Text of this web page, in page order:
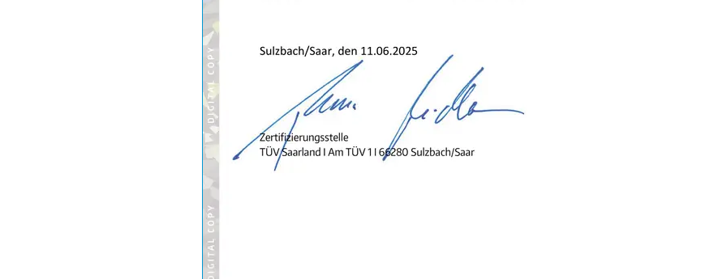
Satellitenschüssel
Gaming-Headset
Schnurloses Telefon
Tablets unter 200 Euro
Ladekabel Typ 2 Schuko